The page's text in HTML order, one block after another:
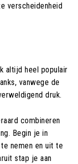
verscheidenheid
altijd heel populair
vanwege de
druk.
combineren
Begin je in
nemen en uit te
stap je aan